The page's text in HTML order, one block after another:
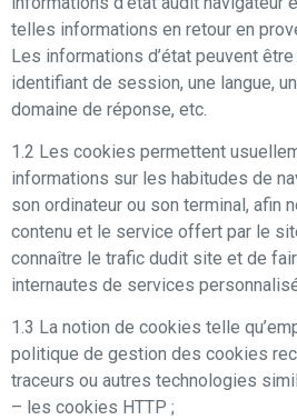
telles informations en retour en
Les informations d’état peuvent
identifiant de session, une langue,
domaine de réponse, etc.
1.2 Les cookies permettent
informations sur les habitudes de
son ordinateur ou son terminal, afin
contenu et le service offert par le
connaître le trafic dudit site et de
internautes de services
1.3 La notion de cookies telle
politique de gestion des cookies
traceurs ou autres technologies
– les cookies HTTP ;